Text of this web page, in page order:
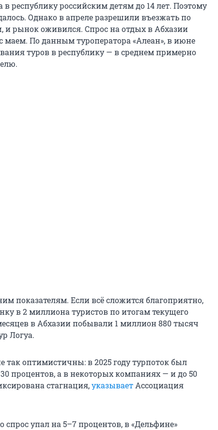
в республику российским детям до 14 лет. Поэтому
Однако в апреле разрешили въезжать по
и рынок оживился. Спрос на отдых в Абхазии
маем. По данным туроператора «Алеан», в июне
туров в республику — в среднем примерно
показателям. Если всё сложится благоприятно,
в 2 миллиона туристов по итогам текущего
в Абхазии побывали 1 миллион 880 тысяч
Логуа.
так оптимистичны: в 2025 году турпоток был
процентов, а в некоторых компаниях — и до 50
стагнация,указывает Ассоциация
спрос упал на 5–7 процентов, в «Дельфине»